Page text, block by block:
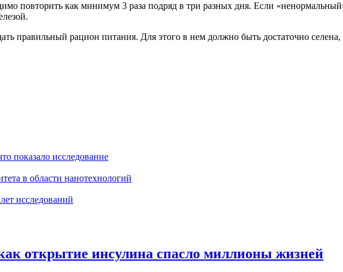
повторить как минимум 3 раза подряд в три разных дня. Если
правильный рацион питания. Для этого в нем должно быть достаточно
показало исследование
в области нанотехнологий
исследований
открытие инсулина спасло миллионы жизней